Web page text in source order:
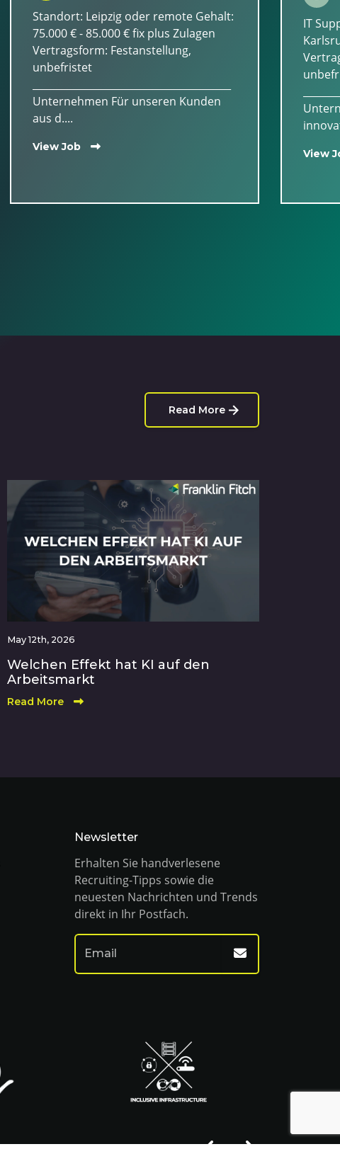
Standort: Leipzig oder remote Gehalt:
75.000 € - 85.000 € fix plus Zulagen
Vertragsform: Festanstellung,
unbefristet
Unternehmen Für unseren Kunden
aus d....
View Job
IT
View
Read More
May 12th, 2026
Welchen Effekt hat KI auf den
Arbeitsmarkt
Read More
Newsletter
Erhalten Sie handverlesene
Recruiting-Tipps sowie die
neuesten Nachrichten und Trends
direkt in Ihr Postfach.